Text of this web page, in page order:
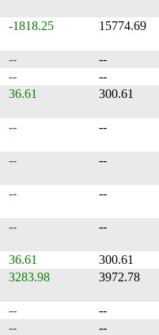
-1818.25 15774.69
--
--
--
--
36.61 300.61
-- --
-- --
-- --
-- --
36.61
300.61
3283.98 3972.78
--
--
-- --